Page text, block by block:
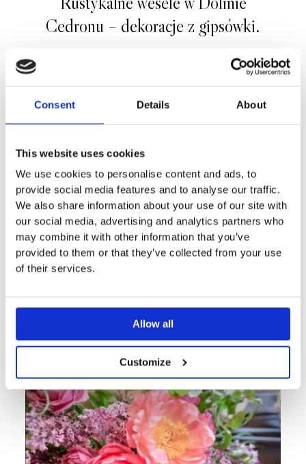
Consent Details About
This website uses cookies
We use cookies to personalise content and ads, to
provide social media features and to analyse our traffic.
We also share information about your use of our site with
our social media, advertising and analytics partners who
may combine it with other information that you’ve
provided to them or that they’ve collected from your use
of their services.
Allow all
Customize
Cedronu – dekoracje z gipsówki.
DOLINA CEDRONU KOŁO KRAKOWA
Cedronu koło Krakowa –
romantycznie i elegancko.